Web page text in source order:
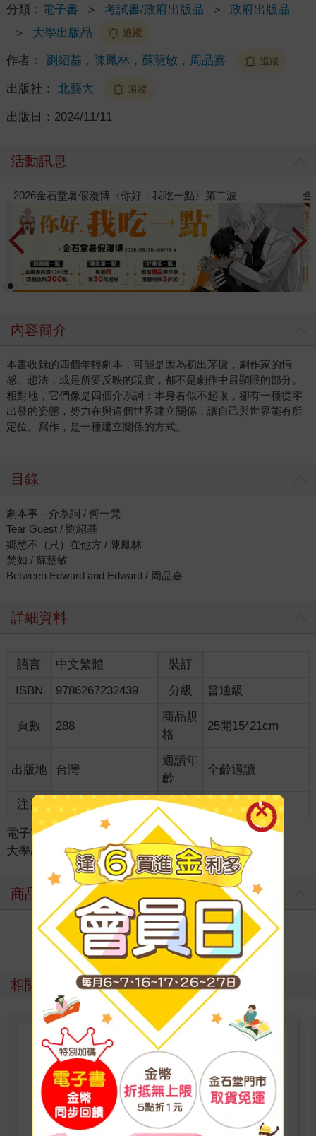
分類： 電子書 ＞ 考試書/政府出版品 ＞
政府出版品
＞
大學出版品 追蹤
作者： 劉紹基，陳鳳林，蘇慧敏，周品嘉 追蹤
出版社： 北藝大 追蹤
出版日： 2024/11/11
活動訊息
金石堂2026海外優惠：電子書
內容簡介
本書收錄的四個年輕劇本，可能是因為初出茅廬，劇作家的情
感、想法，或是所要反映的現實，都不是劇作中最顯眼的部分。
相對地，它們像是四個介系詞：本身看似不起眼，卻有一種從零
出發的姿態，努力在與這個世界建立關係，讓自己與世界能有所
定位。寫作，是一種建立關係的方式。
目錄
劇本事－介系詞 / 何一梵
Tear Guest / 劉紹基
鄉愁不（只）在他方 / 陳鳳林
焚如 / 蘇慧敏
Between Edward and Edward / 周品嘉
詳細資料
語言 中文繁體
裝訂
ISBN
9786267232439 分級 普通級
頁數 288
商品規
格
25開15*21cm
出版地 台灣
適讀年
齡
全齡適讀
注音 級別
電子書 考試書/政府出版品 ＞ 政府出版品 ＞
大學出版品
商品評價
寫評價
相關主題
【金尉出版】精選投資理財電子
書
聰明投資！即刻更新你的致富方法
看更多